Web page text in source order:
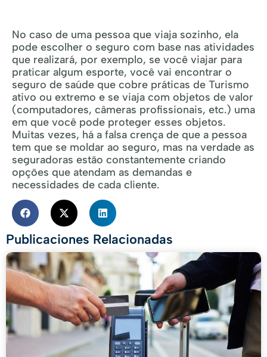
No caso de uma pessoa que viaja sozinho, ela
pode escolher o seguro com base nas atividades
que realizará, por exemplo, se você viajar para
praticar algum esporte, você vai encontrar o
seguro de saúde que cobre práticas de Turismo
ativo ou extremo e se viaja com objetos de valor
(computadores, câmeras profissionais, etc.) uma
em que você pode proteger esses objetos.
Muitas vezes, há a falsa crença de que a pessoa
tem que se moldar ao seguro, mas na verdade as
seguradoras estão constantemente criando
opções que atendam as demandas e
necessidades de cada cliente.
Publicaciones Relacionadas